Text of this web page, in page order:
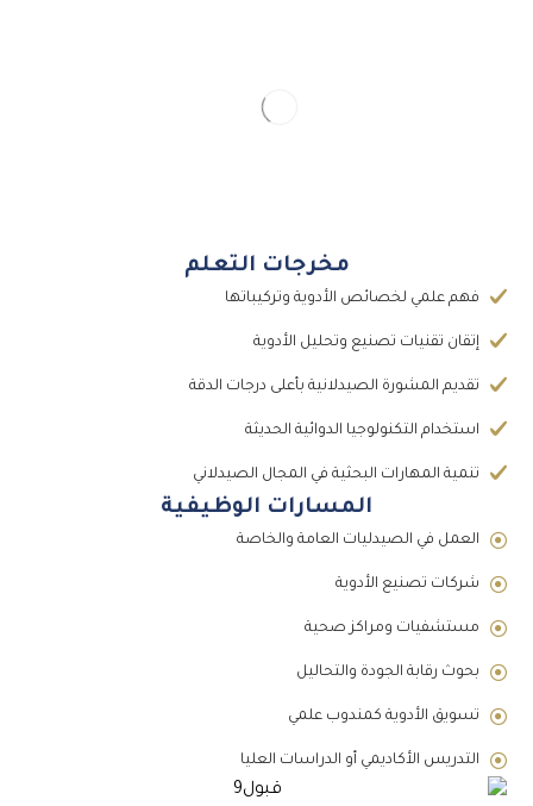
مخرجات التعلم
فهم علمي لخصائص الأدوية وتركيباتها
إتقان تقنيات تصنيع وتحليل الأدوية
تقديم المشورة الصيدلانية بأعلى درجات الدقة
استخدام التكنولوجيا الدوائية الحديثة
تنمية المهارات البحثية في المجال الصيدلاني
المسارات الوظيفية
العمل في الصيدليات العامة والخاصة
شركات تصنيع الأدوية
مستشفيات ومراكز صحية
بحوث رقابة الجودة والتحاليل
تسويق الأدوية كمندوب علمي
التدريس الأكاديمي أو الدراسات العليا